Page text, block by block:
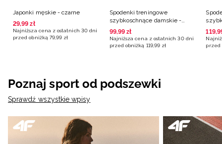
Japonki męskie - czarne
29,99 zł
Najniższa cena z ostatnich 30 dni
przed obniżką 79,99 zł
Spodenki treningowe
szybkoschnące damskie -
czarne
99,99 zł
Najniższa cena z ostatnich 30 dni
przed obniżką 119,99 zł
119,
przed
Poznaj sport od podszewki
Sprawdź wszystkie wpisy